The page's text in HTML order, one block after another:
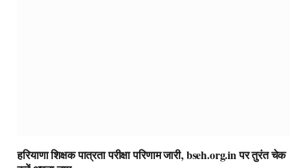
हरियाणा शिक्षक पात्रता परीक्षा परिणाम जारी, bseh.org.in पर तुरंत चेक